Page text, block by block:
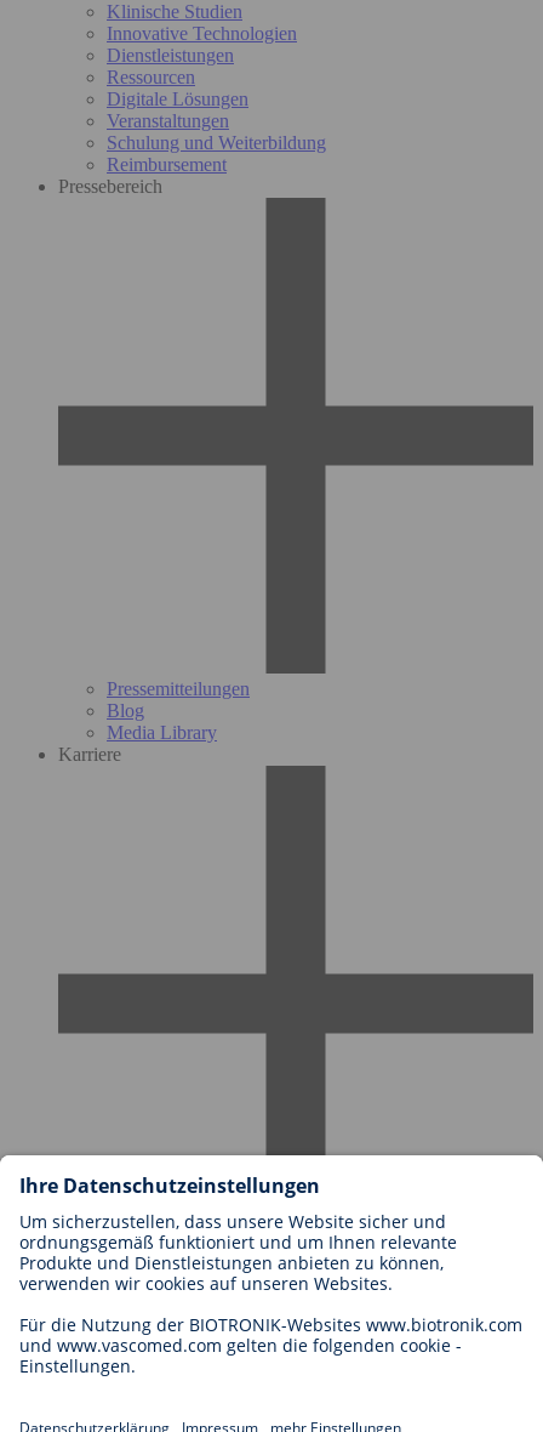
Klinische Studien
Innovative Technologien
Dienstleistungen
Ressourcen
Digitale Lösungen
Veranstaltungen
Schulung und Weiterbildung
Reimbursement
Pressebereich
Pressemitteilungen
Blog
Media Library
Karriere
Karriere bei BIOTRONIK
Einstieg
Bewerbung
Karrierechancen